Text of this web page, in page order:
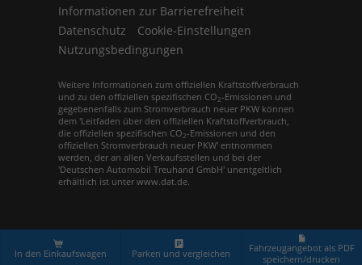
In den Einkaufswagen Parken und vergleichen
Fahrzeugangebot als PDF
speichern/drucken
Informationen zur Barrierefreiheit
Datenschutz
Cookie-Einstellungen
Nutzungsbedingungen
Weitere Informationen zum offiziellen Kraftstoffverbrauch
und zu den offiziellen spezifischen CO2-Emissionen und
gegebenenfalls zum Stromverbrauch neuer PKW können
dem 'Leitfaden über den offiziellen Kraftstoffverbrauch,
die offiziellen spezifischen CO2-Emissionen und den
offiziellen Stromverbrauch neuer PKW' entnommen
werden, der an allen Verkaufsstellen und bei der
'Deutschen Automobil Treuhand GmbH' unentgeltlich
erhältlich ist unter www.dat.de.
80802
München,+49 (0)89 / 21 52 62 50
Powered by Autrado